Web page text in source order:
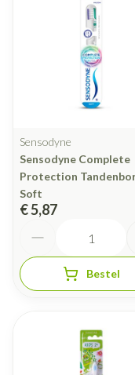
Sensodyne
Sensodyne Complete
Protection
Soft
€ 5,87
Bestel